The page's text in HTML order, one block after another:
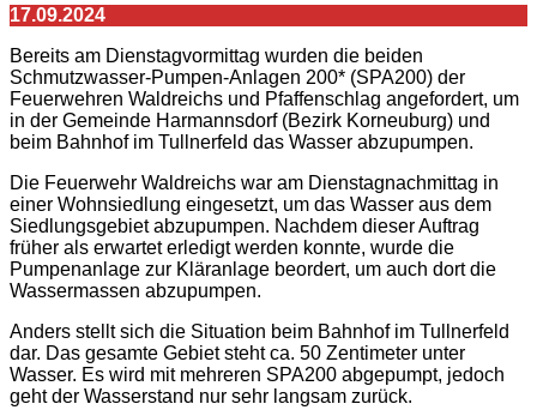
17.09.2024
Bereits am Dienstagvormittag wurden die beiden
Schmutzwasser-Pumpen-Anlagen 200* (SPA200) der
Feuerwehren Waldreichs und Pfaffenschlag angefordert, um
in der Gemeinde Harmannsdorf (Bezirk Korneuburg) und
beim Bahnhof im Tullnerfeld das Wasser abzupumpen.
Die Feuerwehr Waldreichs war am Dienstagnachmittag in
einer Wohnsiedlung eingesetzt, um das Wasser aus dem
Siedlungsgebiet abzupumpen. Nachdem dieser Auftrag
früher als erwartet erledigt werden konnte, wurde die
Pumpenanlage zur Kläranlage beordert, um auch dort die
Wassermassen abzupumpen.
Anders stellt sich die Situation beim Bahnhof im Tullnerfeld
dar. Das gesamte Gebiet steht ca. 50 Zentimeter unter
Wasser. Es wird mit mehreren SPA200 abgepumpt, jedoch
geht der Wasserstand nur sehr langsam zurück.